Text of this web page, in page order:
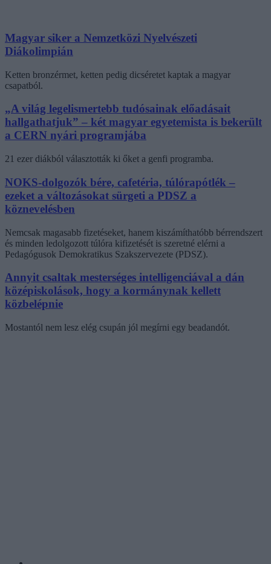
Magyar siker a Nemzetközi Nyelvészeti
Diákolimpián
Ketten bronzérmet, ketten pedig dicséretet kaptak a magyar
csapatból.
„A világ legelismertebb tudósainak előadásait
hallgathatjuk” – két magyar egyetemista is bekerült
a CERN nyári programjába
21 ezer diákból választották ki őket a genfi programba.
NOKS-dolgozók bére, cafetéria, túlórapótlék –
ezeket a változásokat sürgeti a PDSZ a
köznevelésben
Nemcsak magasabb fizetéseket, hanem kiszámíthatóbb bérrendszert
és minden ledolgozott túlóra kifizetését is szeretné elérni a
Pedagógusok Demokratikus Szakszervezete (PDSZ).
Annyit csaltak mesterséges intelligenciával a dán
középiskolások, hogy a kormánynak kellett
közbelépnie
Mostantól nem lesz elég csupán jól megírni egy beadandót.